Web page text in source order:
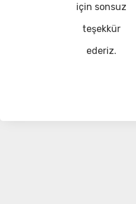
için sonsuz
teşekkür
ederiz.